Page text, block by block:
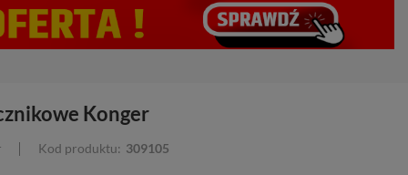
Konger
Kod produktu: 309105